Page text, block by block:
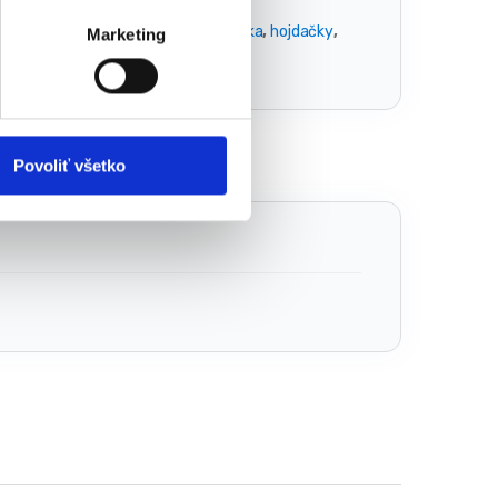
Marketing
Povoliť všetko
Bocianie hniezdo,detská hojdačka, hojdačky,